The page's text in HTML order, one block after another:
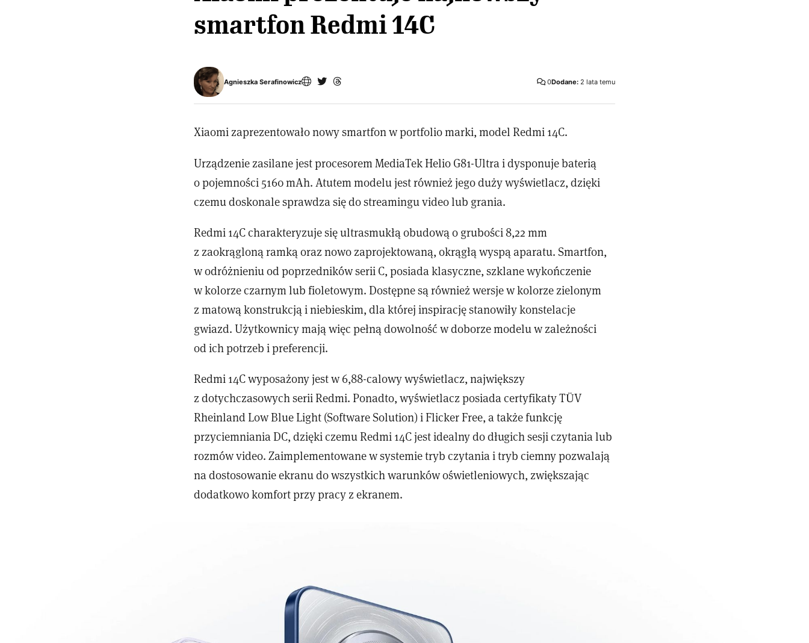
smartfon Redmi 14C
Agnieszka Serafinowicz 0Dodane: 2 lata temu
Xiaomi zaprezentowało nowy smartfon w portfolio marki, model Redmi 14C.
Urządzenie zasilane jest procesorem MediaTek Helio G81-Ultra i dysponuje baterią
o pojemności 5160 mAh. Atutem modelu jest również jego duży wyświetlacz, dzięki
czemu doskonale sprawdza się do streamingu video lub grania.
Redmi 14C charakteryzuje się ultrasmukłą obudową o grubości 8,22 mm
z zaokrągloną ramką oraz nowo zaprojektowaną, okrągłą wyspą aparatu. Smartfon,
w odróżnieniu od poprzedników serii C, posiada klasyczne, szklane wykończenie
w kolorze czarnym lub fioletowym. Dostępne są również wersje w kolorze zielonym
z matową konstrukcją i niebieskim, dla której inspirację stanowiły konstelacje
gwiazd. Użytkownicy mają więc pełną dowolność w doborze modelu w zależności
od ich potrzeb i preferencji.
Redmi 14C wyposażony jest w 6,88-calowy wyświetlacz, największy
z dotychczasowych serii Redmi. Ponadto, wyświetlacz posiada certyfikaty TÜV
Rheinland Low Blue Light (Software Solution) i Flicker Free, a także funkcję
przyciemniania DC, dzięki czemu Redmi 14C jest idealny do długich sesji czytania lub
rozmów video. Zaimplementowane w systemie tryb czytania i tryb ciemny pozwalają
na dostosowanie ekranu do wszystkich warunków oświetleniowych, zwiększając
dodatkowo komfort przy pracy z ekranem.